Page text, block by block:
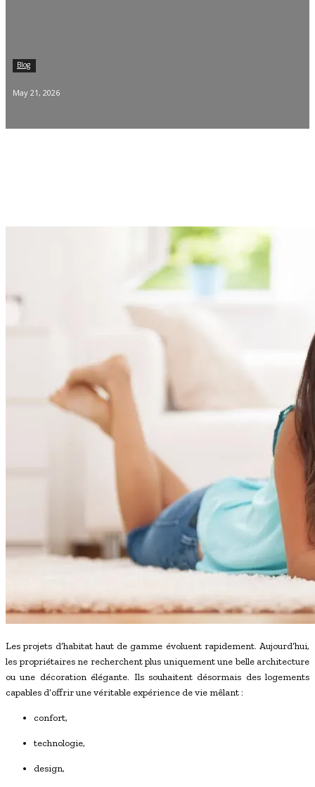
Blog
May 21, 2026
Les projets d’habitat haut de gamme évoluent rapidement. Aujourd’hui,
les propriétaires ne recherchent plus uniquement une belle architecture
ou une décoration élégante. Ils souhaitent désormais des logements
capables d’offrir une véritable expérience de vie mêlant :
confort,
technologie,
design,